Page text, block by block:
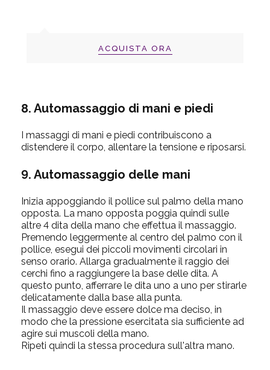
ACQUISTA ORA
8. Automassaggio di mani e piedi
I massaggi di mani e piedi contribuiscono a
distendere il corpo, allentare la tensione e riposarsi.
9. Automassaggio delle mani
Inizia appoggiando il pollice sul palmo della mano
opposta. La mano opposta poggia quindi sulle
altre 4 dita della mano che effettua il massaggio.
Premendo leggermente al centro del palmo con il
pollice, esegui dei piccoli movimenti circolari in
senso orario. Allarga gradualmente il raggio dei
cerchi fino a raggiungere la base delle dita. A
questo punto, afferrare le dita uno a uno per stirarle
delicatamente dalla base alla punta.
Il massaggio deve essere dolce ma deciso, in
modo che la pressione esercitata sia sufficiente ad
agire sui muscoli della mano.
Ripeti quindi la stessa procedura sull'altra mano.